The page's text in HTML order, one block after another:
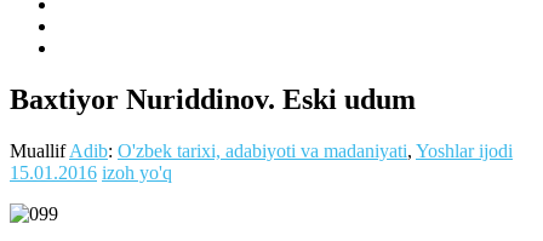
Baxtiyor Nuriddinov. Eski udum
MuallifAdib: O'zbek tarixi, adabiyoti va madaniyati, Yoshlar ijodi
15.01.2016 izoh yo'q